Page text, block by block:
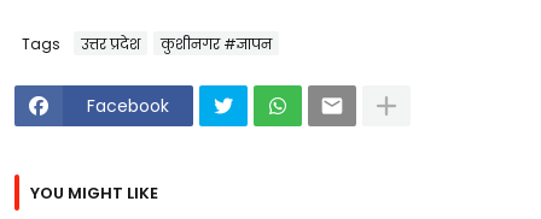
Tags उत्तर प्रदेश कुशीनगर #ज्ञापन
Facebook
YOU MIGHT LIKE